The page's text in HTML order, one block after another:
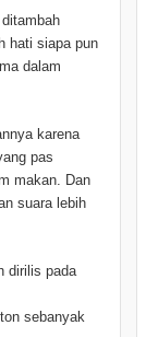
hati siapa pun
dalam
karena
pas
makan. Dan
suara lebih
dirilis pada
sebanyak